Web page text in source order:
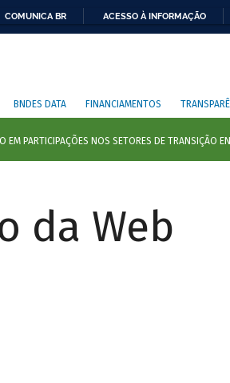
COMUNICA BR ACESSO À INFORMAÇÃO
BNDES DATA FINANCIAMENTOS
da Web